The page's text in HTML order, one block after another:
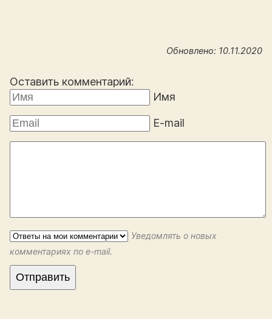
Обновлено: 10.11.2020
Оставить комментарий:
Имя
E-mail
Уведомлять о новых
комментариях по e-mail.